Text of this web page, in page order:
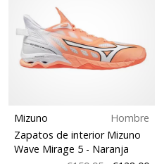
Mizuno
Hombre
Zapatos de interior Mizuno
Wave Mirage 5 - Naranja